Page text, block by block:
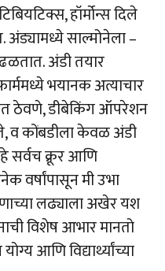
हॉर्मोन्स दिले
साल्मोनेला –
अंडी तयार
भयानक अत्याचार
ठेवणे, डीबेकिंग ऑपरेशन
कोंबडीला केवळ अंडी
सर्वच क्रूर आणि
वर्षांपासून मी उभा
लढ्याला अखेर यश
विशेष आभार मानतो
आणि विद्यार्थ्यांच्या